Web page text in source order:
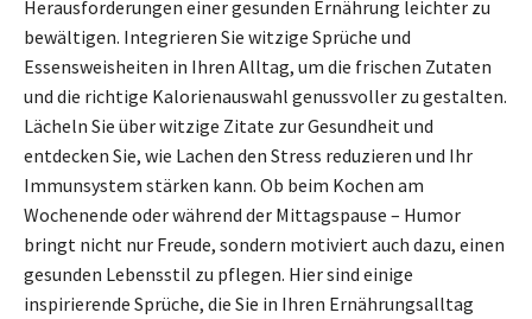
Herausforderungen einer gesunden Ernährung leichter zu
bewältigen. Integrieren Sie witzige Sprüche und
Essensweisheiten in Ihren Alltag, um die frischen Zutaten
und die richtige Kalorienauswahl genussvoller zu gestalten.
Lächeln Sie über witzige Zitate zur Gesundheit und
entdecken Sie, wie Lachen den Stress reduzieren und Ihr
Immunsystem stärken kann. Ob beim Kochen am
Wochenende oder während der Mittagspause – Humor
bringt nicht nur Freude, sondern motiviert auch dazu, einen
gesunden Lebensstil zu pflegen. Hier sind einige
inspirierende Sprüche, die Sie in Ihren Ernährungsalltag